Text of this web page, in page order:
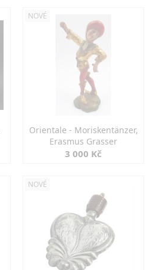
NOVÉ
Orientale - Moriskentänzer,
Erasmus Grasser
3 000 Kč
NOVÉ